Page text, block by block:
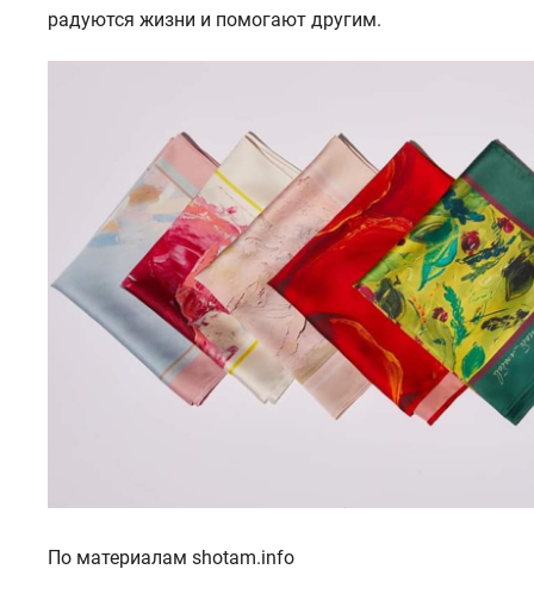
радуются жизни и помогают другим.
По материалам shotam.info